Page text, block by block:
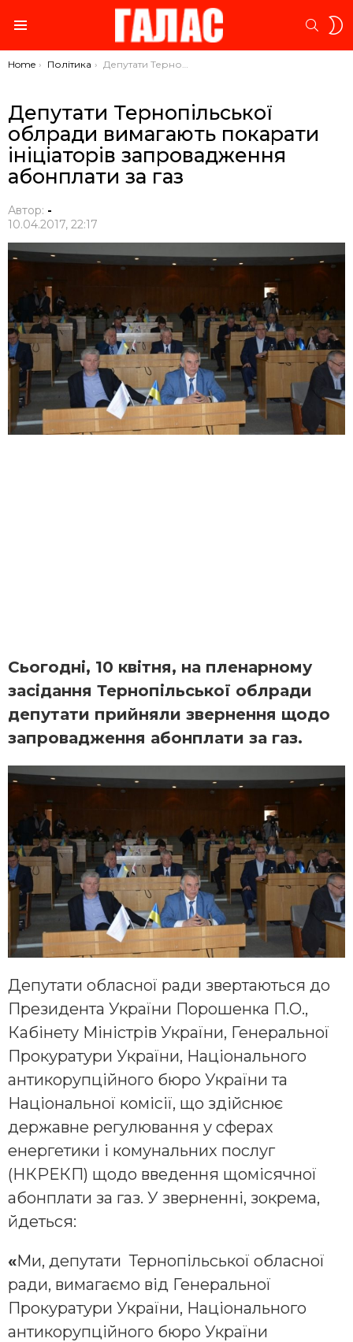
You are here:
Home Політика Депутати Тернопільської облради вимагають покарати ініціаторів запровадження абонплати за газ
Депутати Тернопільської
облради вимагають покарати
ініціаторів запровадження
абонплати за газ
Автор: -
10.04.2017, 22:17
Сьогодні, 10 квітня, на пленарному
засідання Тернопільської облради
депутати прийняли звернення щодо
запровадження абонплати за газ.
Депутати обласної ради звертаються до
Президента України Порошенка П.О.,
Кабінету Міністрів України, Генеральної
Прокуратури України, Національного
антикорупційного бюро України та
Національної комісії, що здійснює
державне регулювання у сферах
енергетики і комунальних послуг
(НКРЕКП) щодо введення щомісячної
абонплати за газ. У зверненні, зокрема,
йдеться:
«Ми, депутати Тернопільської обласної
ради, вимагаємо від Генеральної
Прокуратури України, Національного
антикорупційного бюро України